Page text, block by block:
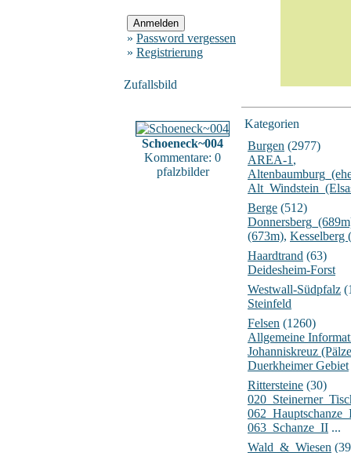
» Password vergessen
» Registrierung
Zufallsbild
Schoeneck~004
Kommentare: 0
pfalzbilder
Kategorien
Burgen (2977)
AREA-1 ,
Berge (512)
(673m), Kesselberg
Haardtrand (63)
Deidesheim-Forst
Westwall-Südpfalz
Steinfeld
Felsen (1260)
Allgemeine
Johanniskreuz
Duerkheimer Gebiet
Rittersteine (30)
063_Schanze_II ...
Wald_&_Wiesen